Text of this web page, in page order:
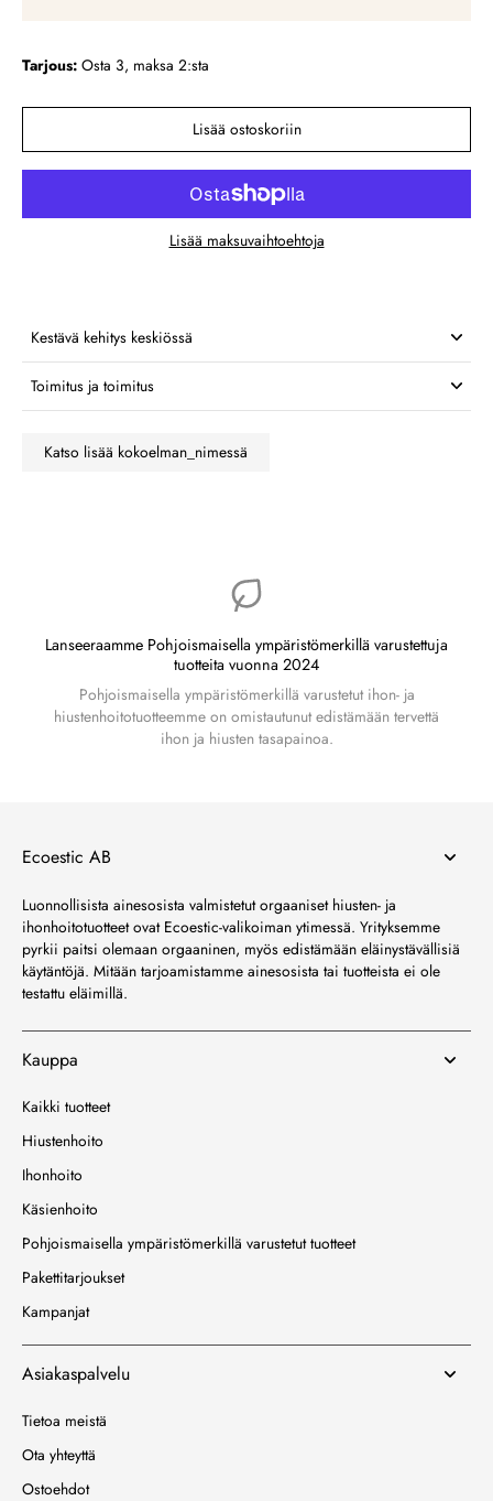
Tarjous: Osta 3, maksa 2:sta
Lisää ostoskoriin
Lisää maksuvaihtoehtoja
Kestävä kehitys keskiössä
Toimitus ja toimitus
Katso lisää kokoelman_nimessä
Lanseeraamme Pohjoismaisella ympäristömerkillä varustettuja
tuotteita vuonna 2024
Pohjoismaisella ympäristömerkillä varustetut ihon- ja
hiustenhoitotuotteemme on omistautunut edistämään tervettä
ihon ja hiusten tasapainoa.
Ecoestic AB
Luonnollisista ainesosista valmistetut orgaaniset hiusten- ja
ihonhoitotuotteet ovat Ecoestic-valikoiman ytimessä. Yrityksemme
pyrkii paitsi olemaan orgaaninen, myös edistämään eläinystävällisiä
käytäntöjä. Mitään tarjoamistamme ainesosista tai tuotteista ei ole
testattu eläimillä.
Kauppa
Kaikki tuotteet
Hiustenhoito
Ihonhoito
Käsienhoito
Pohjoismaisella ympäristömerkillä varustetut tuotteet
Pakettitarjoukset
Kampanjat
Asiakaspalvelu
Tietoa meistä
Ota yhteyttä
Ostoehdot